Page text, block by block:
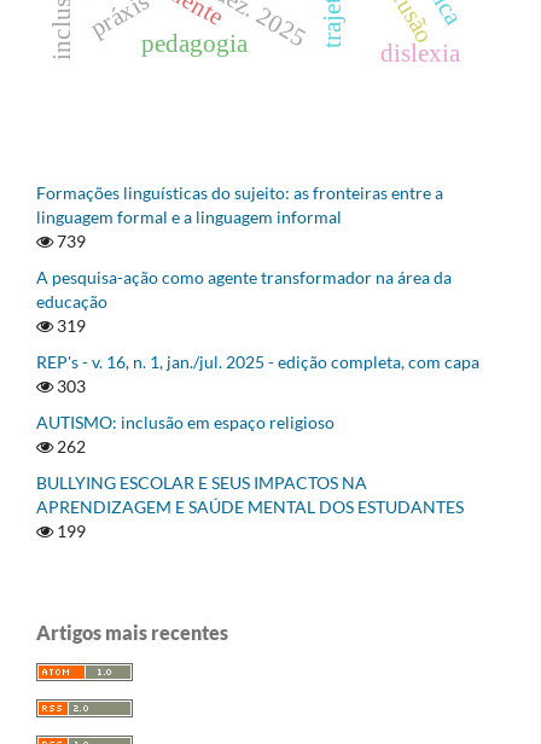
práxis
pedagogia dislexia
Formações linguísticas do sujeito: as fronteiras entre a
linguagem formal e a linguagem informal
739
A pesquisa-ação como agente transformador na área da
educação
319
REP's - v. 16, n. 1, jan./jul. 2025 - edição completa, com capa
303
AUTISMO: inclusão em espaço religioso
262
BULLYING ESCOLAR E SEUS IMPACTOS NA
APRENDIZAGEM E SAÚDE MENTAL DOS ESTUDANTES
199
Artigos mais recentes